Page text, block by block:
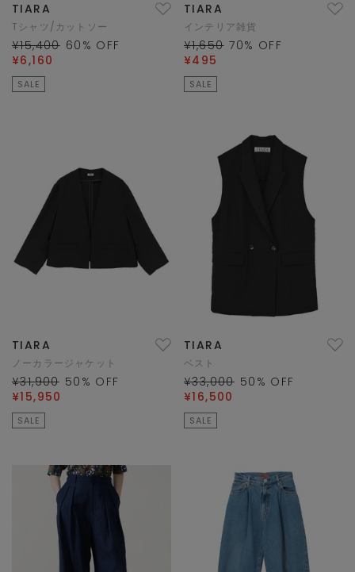
TIARA
Tシャツ/カットソー
¥15,400 60 % OFF
¥6,160
SALE
TIARA
インテリア雑貨
¥1,650 70% OFF
¥495
SALE
TIARA
ノーカラージャケット
¥31,900 50 % OFF
¥15,950
SALE
TIARA
ベスト
¥33,000 50 % OFF
¥16,500
SALE